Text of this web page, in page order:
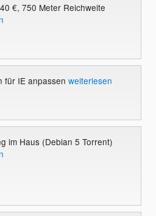
€, 750 Meter Reichweite
für IE anpassen weiterlesen
im Haus (Debian 5 Torrent)